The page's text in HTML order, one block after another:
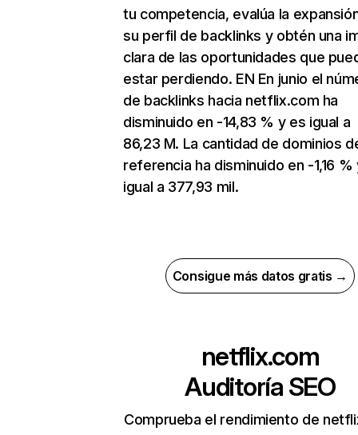
tu competencia, evalúa la
su perfil de backlinks y obtén una
clara de las oportunidades que
estar perdiendo. EN En junio el
de backlinks hacia netflix.com ha
disminuido en -14,83 % y es igual a
86,23 M. La cantidad de dominios
referencia ha disminuido en -1,16 %
igual a 377,93 mil.
Consigue más datos gratis →
netflix.com
Auditoría SEO
Comprueba el rendimiento de